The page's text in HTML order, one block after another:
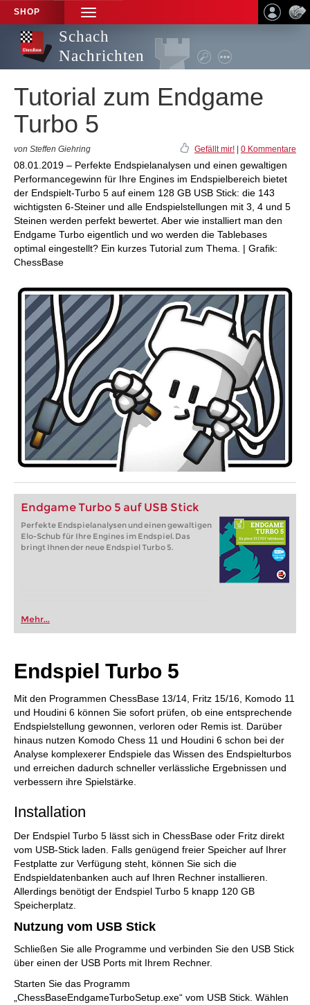
SHOP
TOGGLE
NAVIGATION
Schach
Nachrichten
Tutorial zum Endgame
Turbo 5
von Steffen Giehring Gefällt mir! 0 Kommentare
08.01.2019 – Perfekte Endspielanalysen und einen gewaltigen
Performancegewinn für Ihre Engines im Endspielbereich bietet
der Endspielt-Turbo 5 auf einem 128 GB USB Stick: die 143
wichtigsten 6-Steiner und alle Endspielstellungen mit 3, 4 und 5
Steinen werden perfekt bewertet. Aber wie installiert man den
Endgame Turbo eigentlich und wo werden die Tablebases
optimal eingestellt? Ein kurzes Tutorial zum Thema. | Grafik:
ChessBase
Endgame Turbo 5 auf USB Stick
Perfekte Endspielanalysen und einen gewaltigen
Elo-Schub für Ihre Engines im Endspiel. Das
bringt Ihnen der neue Endspiel Turbo 5.
Mehr...
Endspiel Turbo 5
Mit den Programmen ChessBase 13/14, Fritz 15/16, Komodo 11
und Houdini 6 können Sie sofort prüfen, ob eine entsprechende
Endspielstellung gewonnen, verloren oder Remis ist. Darüber
hinaus nutzen Komodo Chess 11 und Houdini 6 schon bei der
Analyse komplexerer Endspiele das Wissen des Endspielturbos
und erreichen dadurch schneller verlässliche Ergebnissen und
verbessern ihre Spielstärke.
Installation
Der Endspiel Turbo 5 lässt sich in ChessBase oder Fritz direkt
vom USB-Stick laden. Falls genügend freier Speicher auf Ihrer
Festplatte zur Verfügung steht, können Sie sich die
Endspieldatenbanken auch auf Ihren Rechner installieren.
Allerdings benötigt der Endspiel Turbo 5 knapp 120 GB
Speicherplatz.
Nutzung vom USB Stick
Schließen Sie alle Programme und verbinden Sie den USB Stick
über einen der USB Ports mit Ihrem Rechner.
Starten Sie das Programm
„ChessBaseEndgameTurboSetup.exe“ vom USB Stick. Wählen